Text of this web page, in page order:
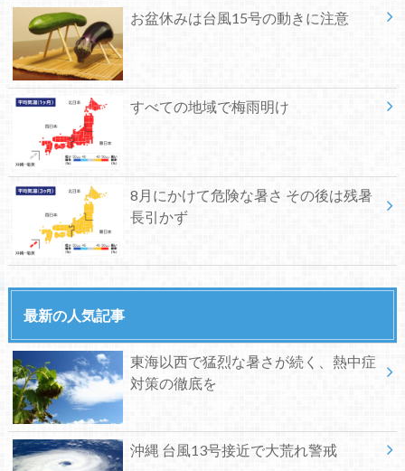
お盆休みは台風15号の動きに注意
すべての地域で梅雨明け
8月にかけて危険な暑さ その後は残暑
長引かず
最新の人気記事
東海以西で猛烈な暑さが続く、熱中症
対策の徹底を
沖縄 台風13号接近で大荒れ警戒